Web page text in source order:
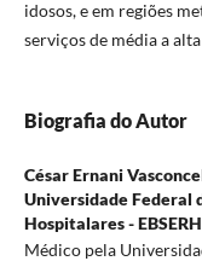
idosos, e em regiões
serviços de média a
Biografia do Autor
César Ernani
Universidade Federal
Hospitalares - EBSERH
Médico pela